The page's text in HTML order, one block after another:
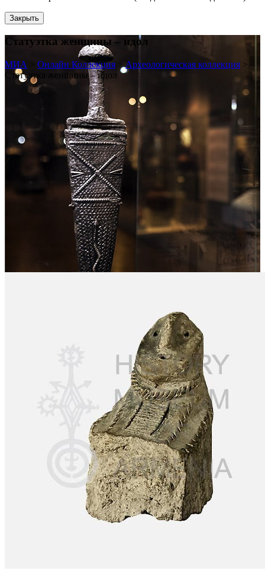
Закрыть
Статуэтка женщины – идол
МИА Онлайн Коллекция >Археологическая коллекция >
Статуэтка женщины – идол